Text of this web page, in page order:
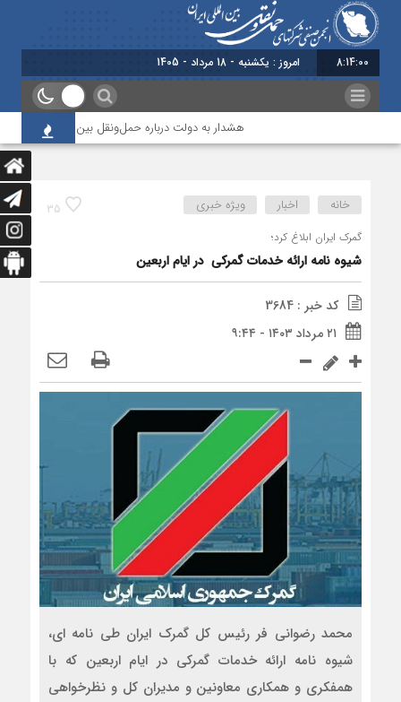
8:14:00 برابر با : Su
هشدار به دولت درباره حمل‌ونقل بین‌المللی؛ شرکت‌ها
35 خانه اخبار ویژه خبری
گمرک ایران ابلاغ کرد؛
شیوه نامه ارائه خدمات گمرکی در ایام اربعین
کد خبر : 3684
۲۱ مرداد ۱۴۰۳ - ۹:۴۴
محمد رضوانی فر رئیس کل گمرک ایران طی نامه ای،
شیوه نامه ارائه خدمات گمرکی در ایام اربعین که با
همفکری و همکاری معاونین و مدیران کل و نظرخواهی